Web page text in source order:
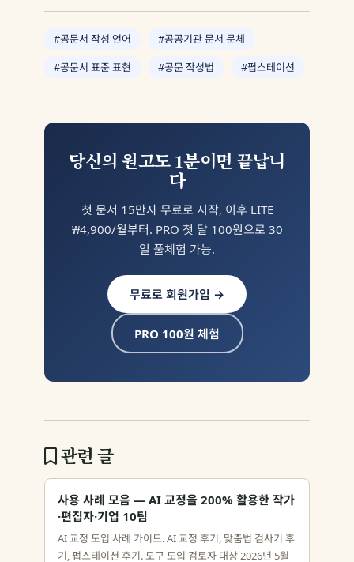
#공문서 작성 언어
#공공기관 문서 문체
#공문서 표준 표현
#공문 작성법 #펍스테이션
당신의 원고도 1분이면 끝납니
다
첫 문서 15만자 무료로 시작, 이후 LITE
₩4,900/월부터. PRO 첫 달 100원으로 30
일 풀체험 가능.
무료로 회원가입 →
PRO 100원 체험
관련 글
사용 사례 모음 — AI 교정을 200% 활용한 작가
·편집자·기업 10팀
AI 교정 도입 사례 가이드. AI 교정 후기, 맞춤법 검사기 후
기, 펍스테이션 후기. 도구 도입 검토자 대상 2026년 5월